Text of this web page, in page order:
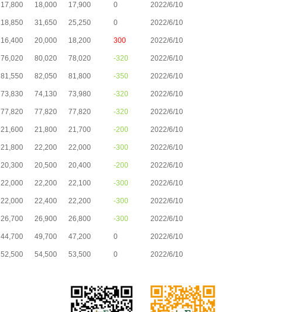
17,800 18,000 17,900 0 2022/6/10
18,850 31,650 25,250 0 2022/6/10
16,400 20,000 18,200 300 2022/6/10
76,020 80,020 78,020 -320 2022/6/10
81,550 82,050 81,800 -350 2022/6/10
73,830 74,130 73,980 -320 2022/6/10
77,820 77,820 77,820 -320 2022/6/10
21,600 21,800 21,700 -200 2022/6/10
21,800 22,200 22,000 -300 2022/6/10
20,300 20,500 20,400 -200 2022/6/10
22,000 22,200 22,100 -300 2022/6/10
22,000 22,400 22,200 -300 2022/6/10
26,700 26,900 26,800 -300 2022/6/10
44,700 49,700 47,200 0 2022/6/10
52,500 54,500 53,500 0 2022/6/10